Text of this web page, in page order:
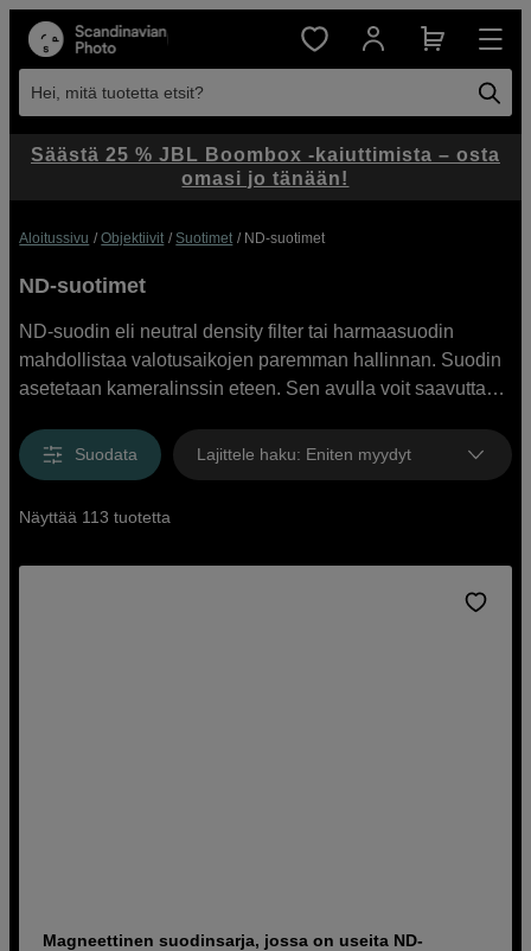
Hei, mitä tuotetta etsit?
Aloitussivu Objektiivit Suotimet ND-suotimet
ND-suotimet
ND-suodin eli neutral density filter tai harmaasuodin
mahdollistaa valotusaikojen paremman hallinnan. Suodin
asetetaan kameralinssin eteen. Sen avulla voit saavuttaa
päivänvalossa. Scandinavian Photo -verkkokauppamme
valikoimista löytyvät ND-suotimet tunnetuilta
harmaasuodin mahdollistaa uusia ulottuvuuksia otoksiisi.
Suodata Lajittele haku: Eniten myydyt
Näyttää 113 tuotetta
Magneettinen suodinsarja, jossa on useita ND-
Säästä 25 % JBL Boombox -kaiuttimista – osta
omasi jo tänään!